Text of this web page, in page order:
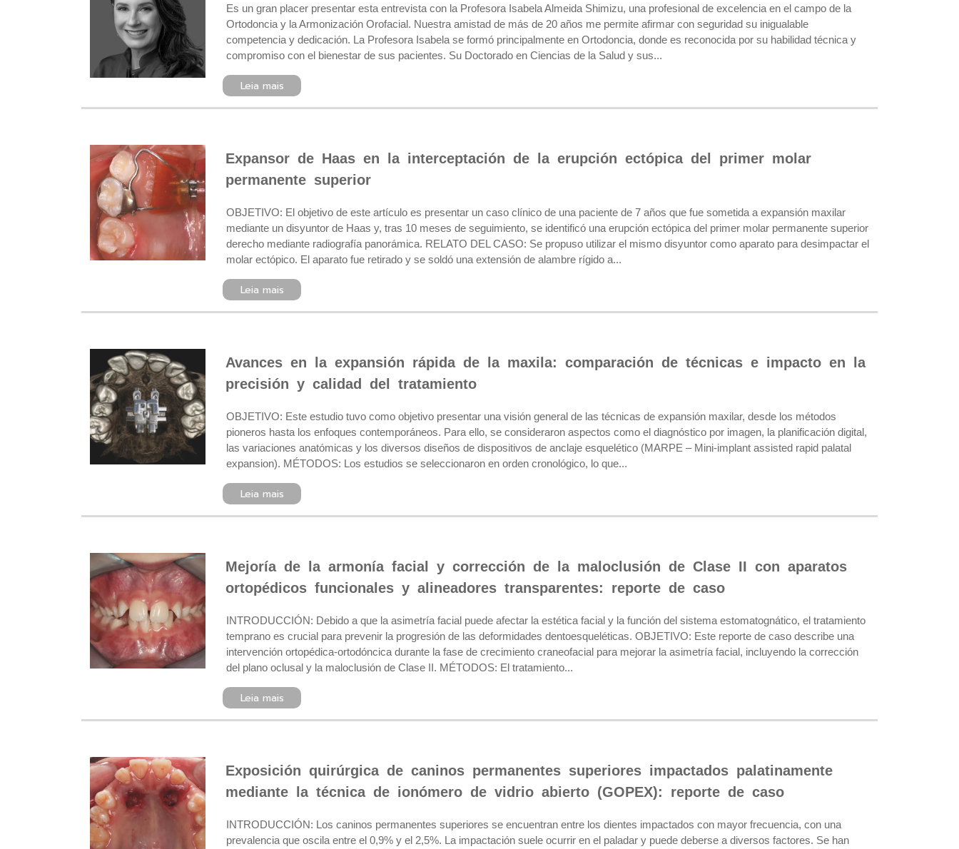
Es un gran placer presentar esta entrevista con la Profesora Isabela Almeida Shimizu, una profesional de excelencia en el campo de la
Ortodoncia y la Armonización Orofacial. Nuestra amistad de más de 20 años me permite afirmar con seguridad su inigualable
competencia y dedicación. La Profesora Isabela se formó principalmente en Ortodoncia, donde es reconocida por su habilidad técnica y
compromiso con el bienestar de sus pacientes. Su Doctorado en Ciencias de la Salud y sus...
Leia mais
Expansor de Haas en la interceptación de la erupción ectópica del primer molar
permanente superior
OBJETIVO: El objetivo de este artículo es presentar un caso clínico de una paciente de 7 años que fue sometida a expansión maxilar
mediante un disyuntor de Haas y, tras 10 meses de seguimiento, se identificó una erupción ectópica del primer molar permanente superior
derecho mediante radiografía panorámica. RELATO DEL CASO: Se propuso utilizar el mismo disyuntor como aparato para desimpactar el
molar ectópico. El aparato fue retirado y se soldó una extensión de alambre rígido a...
Leia mais
Avances en la expansión rápida de la maxila: comparación de técnicas e impacto en la
precisión y calidad del tratamiento
OBJETIVO: Este estudio tuvo como objetivo presentar una visión general de las técnicas de expansión maxilar, desde los métodos
pioneros hasta los enfoques contemporáneos. Para ello, se consideraron aspectos como el diagnóstico por imagen, la planificación digital,
las variaciones anatómicas y los diversos diseños de dispositivos de anclaje esquelético (MARPE – Mini-implant assisted rapid palatal
expansion). MÉTODOS: Los estudios se seleccionaron en orden cronológico, lo que...
Leia mais
Mejoría de la armonía facial y corrección de la maloclusión de Clase II con aparatos
ortopédicos funcionales y alineadores transparentes: reporte de caso
INTRODUCCIÓN: Debido a que la asimetría facial puede afectar la estética facial y la función del sistema estomatognático, el tratamiento
temprano es crucial para prevenir la progresión de las deformidades dentoesqueléticas. OBJETIVO: Este reporte de caso describe una
intervención ortopédica-ortodóncica durante la fase de crecimiento craneofacial para mejorar la asimetría facial, incluyendo la corrección
del plano oclusal y la maloclusión de Clase II. MÉTODOS: El tratamiento...
Leia mais
Exposición quirúrgica de caninos permanentes superiores impactados palatinamente
mediante la técnica de ionómero de vidrio abierto (GOPEX): reporte de caso
INTRODUCCIÓN: Los caninos permanentes superiores se encuentran entre los dientes impactados con mayor frecuencia, con una
prevalencia que oscila entre el 0,9% y el 2,5%. La impactación suele ocurrir en el paladar y puede deberse a diversos factores. Se han